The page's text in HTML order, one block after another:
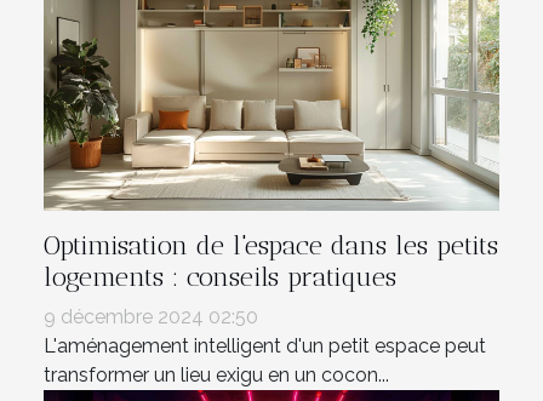
Optimisation de l'espace dans les petits
logements : conseils pratiques
9 décembre 2024 02:50
L'aménagement intelligent d'un petit espace peut
transformer un lieu exigu en un cocon...